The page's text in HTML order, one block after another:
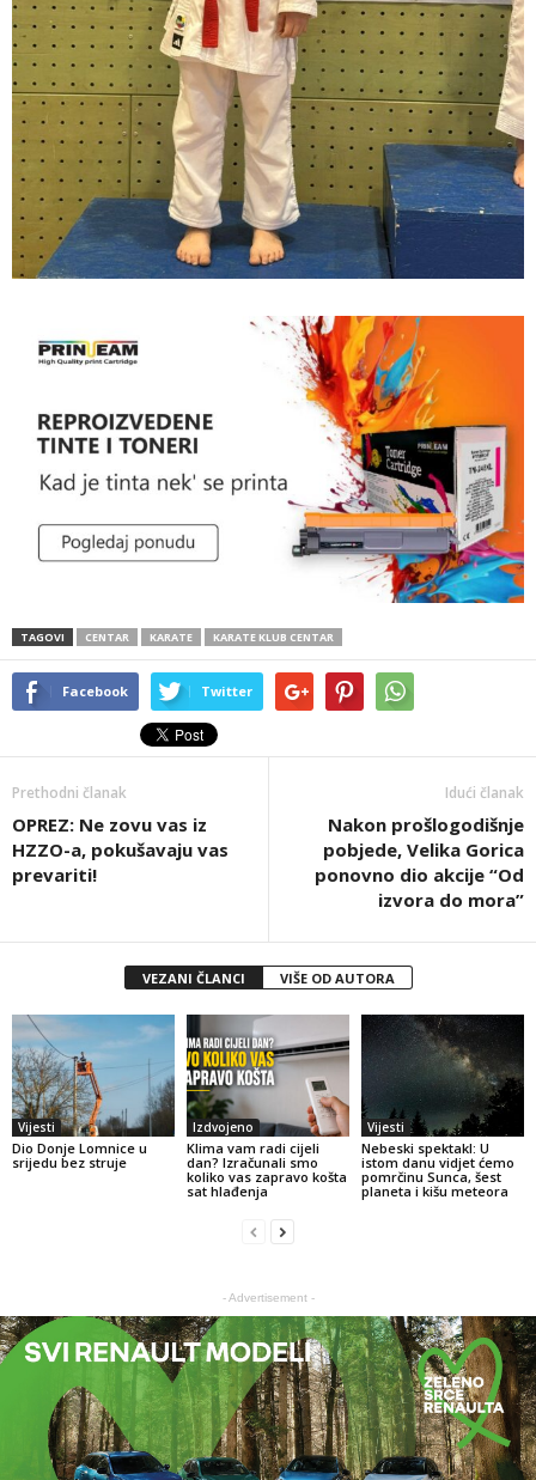
TAGOVI CENTAR KARATE KARATE KLUB CENTAR
Facebook Twitter
Prethodni članak
OPREZ: Ne zovu vas iz
HZZO-a, pokušavaju vas
prevariti!
Idući članak
Nakon prošlogodišnje
pobjede, Velika Gorica
ponovno dio akcije “Od
izvora do mora”
VEZANI ČLANCI VIŠE OD AUTORA
Vijesti
Dio Donje Lomnice u
srijedu bez struje
Izdvojeno
Klima vam radi cijeli
dan? Izračunali smo
koliko vas zapravo košta
sat hlađenja
Vijesti
Nebeski spektakl: U
istom danu vidjet ćemo
pomrčinu Sunca, šest
planeta i kišu meteora
- Advertisement -